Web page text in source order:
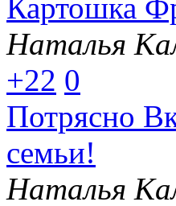
Картошка
Наталья
+22 0
Потрясно
семьи!
Наталья